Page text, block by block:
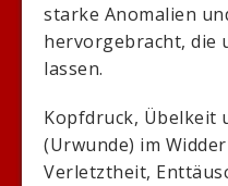
starke Anomalien
hervorgebracht, die
lassen.
Kopfdruck, Übelkeit
(Urwunde) im
Verletztheit,